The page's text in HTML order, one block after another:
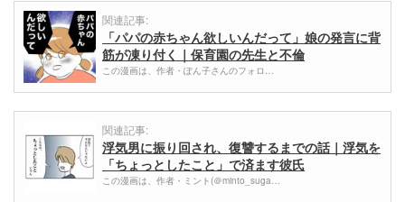
関連記事:
「パパの赤ちゃん欲しいんだって」娘の発言に背
筋が凍り付く｜保育園の先生と不倫
この漫画は、作者・ぽん子さんのフォロ…
関連記事:
浮気男に振り回され、復讐するまでの話｜浮気を
「ちょっとしたこと」で済ます彼氏
この漫画は、作者・ミント(＠minto_suga…